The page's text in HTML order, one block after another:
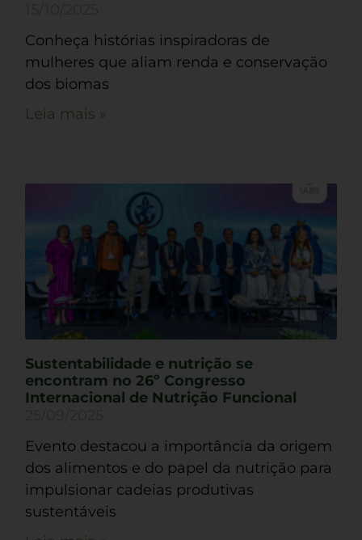
Conheça histórias inspiradoras de
mulheres que aliam renda e conservação
dos biomas
Leia mais »
Sustentabilidade e nutrição se
encontram no 26º Congresso
Internacional de Nutrição Funcional
Evento destacou a importância da origem
dos alimentos e do papel da nutrição para
impulsionar cadeias produtivas
sustentáveis